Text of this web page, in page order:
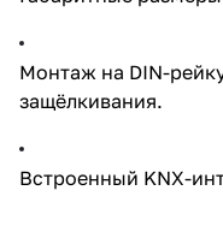
Монтаж на DIN-
защёлкивания.
Встроенный KNX-